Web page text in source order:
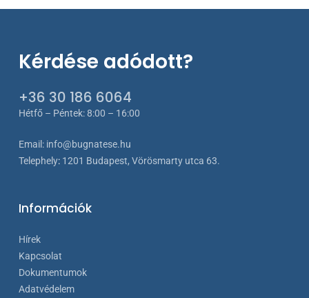
Kérdése adódott?
+36 30 186 6064
Hétfő – Péntek: 8:00 – 16:00
Email: info@bugnatese.hu
Telephely: 1201 Budapest, Vörösmarty utca 63.
Információk
Hírek
Kapcsolat
Dokumentumok
Adatvédelem